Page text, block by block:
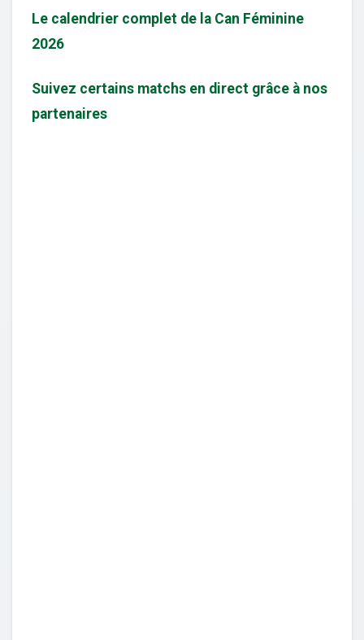
Le calendrier complet de la Can Féminine
2026
Suivez certains matchs en direct grâce à nos
partenaires